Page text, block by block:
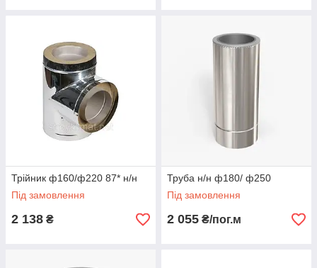
Трійник ф160/ф220 87* н/н
Під замовлення
2 138 ₴
Труба н/н ф180/ ф250
Під замовлення
2 055 ₴/пог.м